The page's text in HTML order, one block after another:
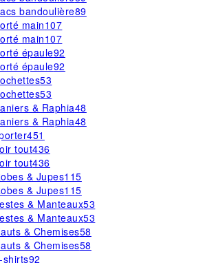
bandoulière89
main107
main107
épaule92
épaule92
53
53
& Raphia48
& Raphia48
451
tout436
tout436
& Jupes115
& Jupes115
& Manteaux53
& Manteaux53
& Chemises58
& Chemises58
shirts92